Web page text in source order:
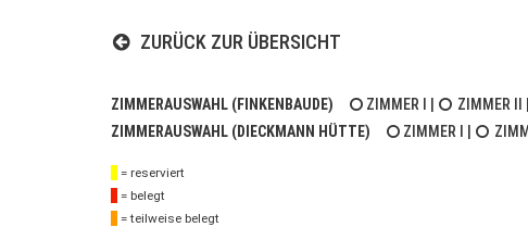
ZURÜCK ZUR ÜBERSICHT
ZIMMERAUSWAHL (FINKENBAUDE) ZIMMER I ZIMMER II
ZIMMERAUSWAHL (DIECKMANN HÜTTE)
ZIMMER I
= reserviert
= belegt
= teilweise belegt